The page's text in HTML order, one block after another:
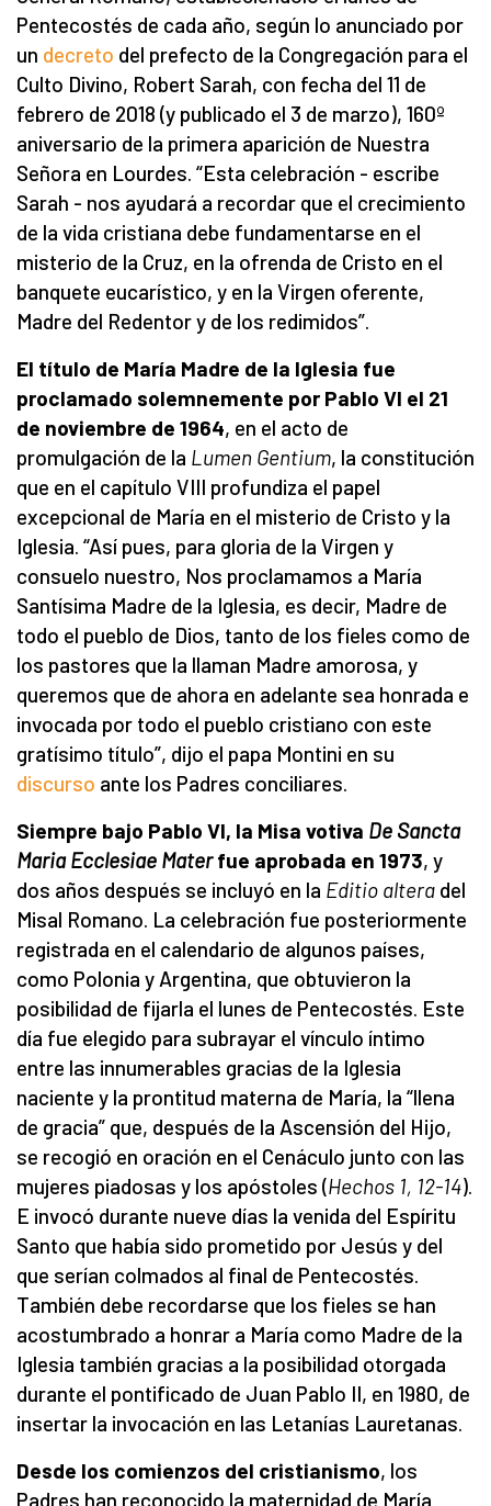
Pentecostés de cada año, según lo anunciado por
un decreto del prefecto de la Congregación para el
Culto Divino, Robert Sarah, con fecha del 11 de
febrero de 2018 (y publicado el 3 de marzo), 160º
aniversario de la primera aparición de Nuestra
Señora en Lourdes. “Esta celebración - escribe
Sarah - nos ayudará a recordar que el crecimiento
de la vida cristiana debe fundamentarse en el
misterio de la Cruz, en la ofrenda de Cristo en el
banquete eucarístico, y en la Virgen oferente,
Madre del Redentor y de los redimidos”.
El título de María Madre de la Iglesia fue
proclamado solemnemente por Pablo VI el 21
de noviembre de 1964, en el acto de
promulgación de la Lumen Gentium, la constitución
que en el capítulo VIII profundiza el papel
excepcional de María en el misterio de Cristo y la
Iglesia. “Así pues, para gloria de la Virgen y
consuelo nuestro, Nos proclamamos a María
Santísima Madre de la Iglesia, es decir, Madre de
todo el pueblo de Dios, tanto de los fieles como de
los pastores que la llaman Madre amorosa, y
queremos que de ahora en adelante sea honrada e
invocada por todo el pueblo cristiano con este
gratísimo título”, dijo el papa Montini en su
discurso ante los Padres conciliares.
Siempre bajo Pablo VI, la Misa votiva De Sancta
Maria Ecclesiae Materfue aprobada en 1973, y
dos años después se incluyó en la Editio altera del
Misal Romano. La celebración fue posteriormente
registrada en el calendario de algunos países,
como Polonia y Argentina, que obtuvieron la
posibilidad de fijarla el lunes de Pentecostés. Este
día fue elegido para subrayar el vínculo íntimo
entre las innumerables gracias de la Iglesia
naciente y la prontitud materna de María, la “llena
de gracia” que, después de la Ascensión del Hijo,
se recogió en oración en el Cenáculo junto con las
mujeres piadosas y los apóstoles (Hechos 1, 12-14).
E invocó durante nueve días la venida del Espíritu
Santo que había sido prometido por Jesús y del
que serían colmados al final de Pentecostés.
También debe recordarse que los fieles se han
acostumbrado a honrar a María como Madre de la
Iglesia también gracias a la posibilidad otorgada
durante el pontificado de Juan Pablo II, en 1980, de
insertar la invocación en las Letanías Lauretanas.
Desde los comienzos del cristianismo, los
Padres han reconocido la maternidad de María